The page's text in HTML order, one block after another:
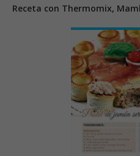
Receta con Thermomix,